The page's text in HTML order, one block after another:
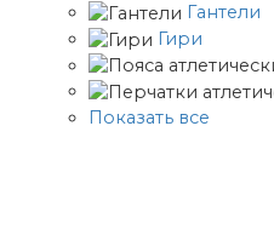
Гантели
Гири
Показать все